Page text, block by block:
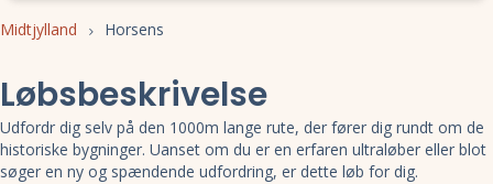
Midtjylland Horsens
Løbsbeskrivelse
Udfordr dig selv på den 1000m lange rute, der fører dig rundt om de
historiske bygninger. Uanset om du er en erfaren ultraløber eller blot
søger en ny og spændende udfordring, er dette løb for dig.